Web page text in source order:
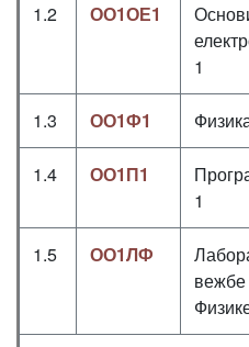
1.2 ОО1ОЕ1
1
1.3 ОО1Ф1
1.4 ОО1П1
1
1.5 ОО1ЛФ
вежбе